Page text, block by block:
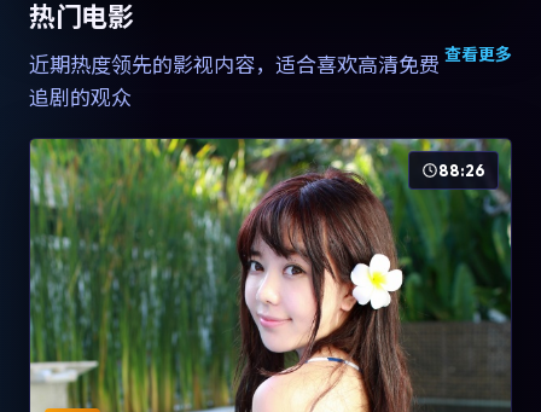
热门电影
近期热度领先的影视内容，适合喜欢高清免费
追剧的观众
查看更多
88:26